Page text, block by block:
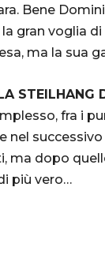
Bene
gran voglia
ma la sua
STEILHANG
fra i
nel
ma dopo
più vero…